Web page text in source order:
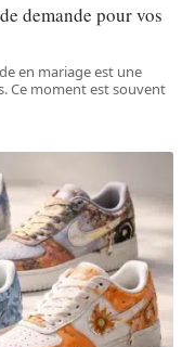
demande pour vos
en mariage est une
Ce moment est souvent